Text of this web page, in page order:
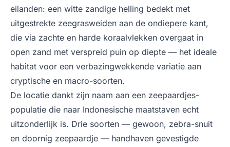
eilanden: een witte zandige helling bedekt met
uitgestrekte zeegrasweiden aan de ondiepere kant,
die via zachte en harde koraalvlekken overgaat in
open zand met verspreid puin op diepte — het ideale
habitat voor een verbazingwekkende variatie aan
cryptische en macro-soorten.
De locatie dankt zijn naam aan een zeepaardjes-
populatie die naar Indonesische maatstaven echt
uitzonderlijk is. Drie soorten — gewoon, zebra-snuit
en doornig zeepaardje — handhaven gevestigde